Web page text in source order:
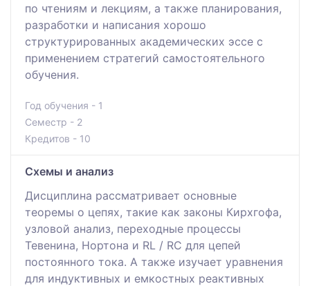
по чтениям и лекциям, а также планирования,
разработки и написания хорошо
структурированных академических эссе с
применением стратегий самостоятельного
обучения.
Год обучения - 1
Семестр - 2
Кредитов - 10
Схемы и анализ
Дисциплина рассматривает основные
теоремы о цепях, такие как законы Кирхгофа,
узловой анализ, переходные процессы
Тевенина, Нортона и RL / RC для цепей
постоянного тока. А также изучает уравнения
для индуктивных и емкостных реактивных